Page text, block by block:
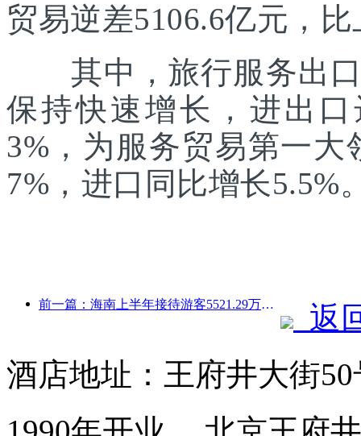
贸易逆差5106.6亿元，
其中，旅行服务出口
保持快速增长，进出口
3%，为服务贸易第一
7%，进口同比增长5.5%
前一篇：海南上半年接待游客5521.29万人次
返
酒店地址：王府井大街